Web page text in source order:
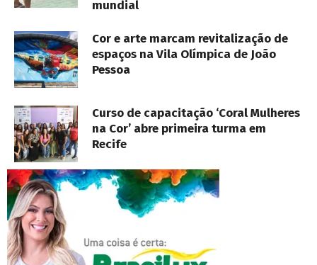
mundial
Cor e arte marcam revitalização de
espaços na Vila Olímpica de João
Pessoa
Curso de capacitação ‘Coral Mulheres
na Cor’ abre primeira turma em
Recife